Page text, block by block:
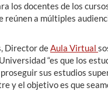
los docentes de los
reúnen a múltiples
Director deAula Virtual
“es que los
sus estudios
y el objetivo es que